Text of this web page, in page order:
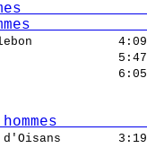
Montlebon
Seynod
Sassenay
hommes
d'Oisans